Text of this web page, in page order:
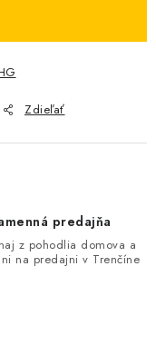
Zdieľať
predajňa
z pohodlia domova a
na predajni v Trenčíne